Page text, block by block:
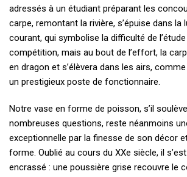
adressés à un étudiant préparant les
carpe, remontant la rivière, s’épuise dans la
courant, qui symbolise la difficulté de
compétition, mais au bout de l’effort, la
en dragon et s’élèvera dans les airs,
un prestigieux poste de fonctionnaire.
Notre vase en forme de poisson, s’il
nombreuses questions, reste néanmoins
exceptionnelle par la finesse de son décor
forme. Oublié au cours du XXe siècle, il
encrassé : une poussière grise recouvre le